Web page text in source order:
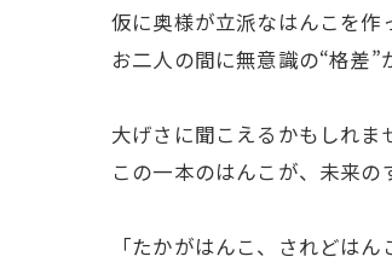
仮に奥様が立派なはんこを作
お二人の間に無意識の“格差”
大げさに聞こえるかもしれま
この一本のはんこが、未来の
「たかがはんこ、されどはん